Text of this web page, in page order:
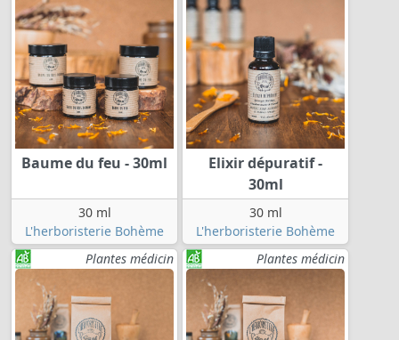
Baume du feu - 30ml
30 ml
L'herboristerie Bohème
Elixir dépuratif -
30ml
30 ml
L'herboristerie Bohème
Plantes médicin
Plantes médicin